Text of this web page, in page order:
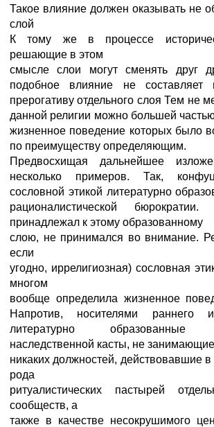
Такое влияние должен оказывать не
слой
К тому же в процессе
решающие в этом
смысле слои могут сменять друг
подобное влияние не составляет
прерогативу отдельного слоя Тем не
данной религии можно большей
жизненное поведение которых было
по преимуществу определяющим.
Предвосхищая дальнейшее
несколько примеров. Так,
сословной этикой литературно
рационалистической
принадлежал к этому образованному
слою, не принимался во внимание.
если
угодно, иррелигиозная) сословная
многом
вообще определила жизненное
Напротив, носителями раннего
литературно образованные
наследственной касты, не занимающие
никаких должностей, действовавшие в
рода
ритуалистических пастырей
сообществ, а
также в качестве несокрушимого